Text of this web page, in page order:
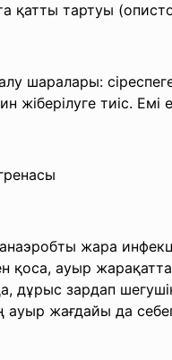
қатты тартуы
шаралары:
жіберілуге тиіс. Емі
жара
қоса, ауыр
дұрыс зардап
ауыр жағдайы да